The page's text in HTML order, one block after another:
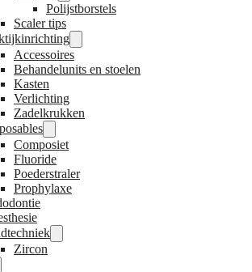
Polijstborstels
Scaler tips
Accessoires
Behandelunits en stoelen
Kasten
Verlichting
Zadelkrukken
Composiet
Fluoride
Poederstraler
Prophylaxe
Zircon